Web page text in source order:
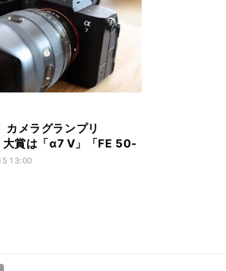
カメラグランプリ
賞は「α7 V」「FE 50-
GM」でソニーがダブ
13:00